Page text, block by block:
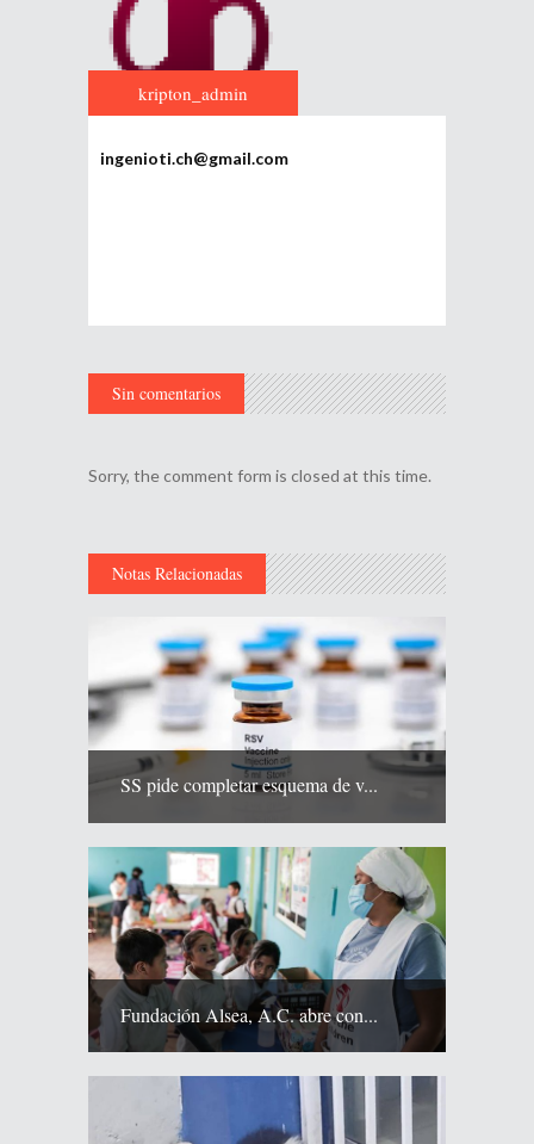
kripton_admin
ingenioti.ch@gmail.com
Sin comentarios
Sorry, the comment form is closed at this time.
Notas Relacionadas
SS pide completar esquema de v...
Fundación Alsea, A.C. abre con...